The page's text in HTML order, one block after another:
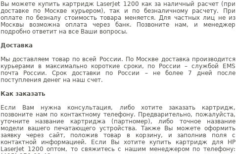
Вы можете купить картридж LaserJet 1200 как за наличный расчет (при
доставке по Москве курьером), так и по безналичному расчету. При
оплате по безналу стоимость товара меняется. Для частных лиц не из
Москвы возможна оплата через банк. Позвоните нам, и менеджер
подробно ответит на все Ваши вопросы.
Доставка
Мы доставляем товар по всей России. По Москве доставка производится
курьерами в максимально короткие сроки, по России – службой EMS
почта России. Срок доставки по России – не более 7 дней после
поступления денег на наш счет.
Как заказать
Если Вам нужна консультация, либо хотите заказать картридж,
позвоните нам по контактному телефону. Предварительно, пожалуйста,
уточните название картриджа (партномер), либо точное название
модели вашего печатающего устройства. Также Вы можете оформить
заявку через сайт, положив товар в корзину, и заполнив поля с
контактной информацией. Если Вы хотите купить картридж для HP
LaserJet 1200 оптом, то свяжитесь с нашим менеджером по телефону: